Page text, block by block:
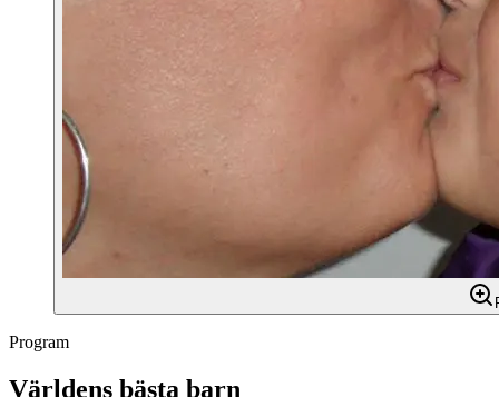
Program
Världens bästa barn